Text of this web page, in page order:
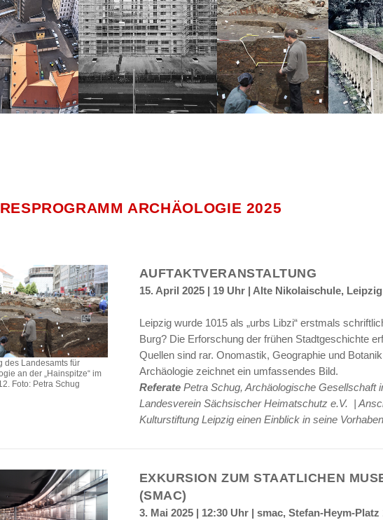
ARCHÄOLOGIE 2025
des Landesamts für
an der „Hainspitze“ im
Foto: Petra Schug
AUFTAKTVERANSTALTUNG
15. April 2025 | 19 Uhr | Alte Nikolaischule, Leipzig
Leipzig wurde 1015 als „urbs Libzi“ erstmals
Burg? Die Erforschung der frühen Stadtgeschichte
Quellen sind rar. Onomastik, Geographie und
Archäologie zeichnet ein umfassendes Bild.
ReferatePetra Schug, Archäologische Gesellschaft
Landesverein Sächsischer Heimatschutz e.V. |
Kulturstiftung Leipzig einen Einblick in seine
EXKURSION ZUM STAATLICHEN
(SMAC)
3. Mai 2025 | 12:30 Uhr | smac, Stefan-Heym-